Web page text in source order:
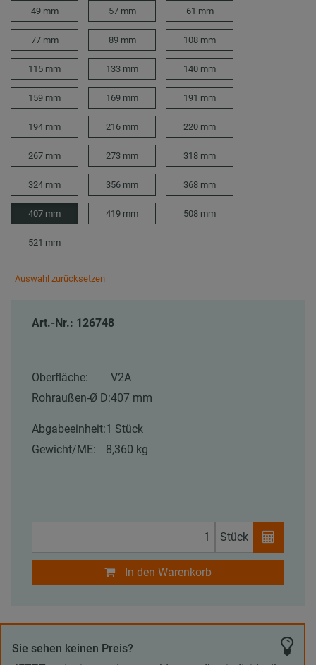
49 mm 57 mm 61 mm
77 mm 89 mm 108 mm
115 mm 133 mm 140 mm
159 mm 169 mm 191 mm
194 mm 216 mm 220 mm
267 mm 273 mm 318 mm
324 mm 356 mm 368 mm
407 mm 419 mm 508 mm
521 mm
Auswahl zurücksetzen
Art.-Nr.: 126748
Oberfläche:
V2A
Rohraußen-Ø D:407 mm
Abgabeeinheit:1 Stück
Gewicht/ME:
8,360 kg
Stück
In den Warenkorb
Sie sehen keinen Preis?